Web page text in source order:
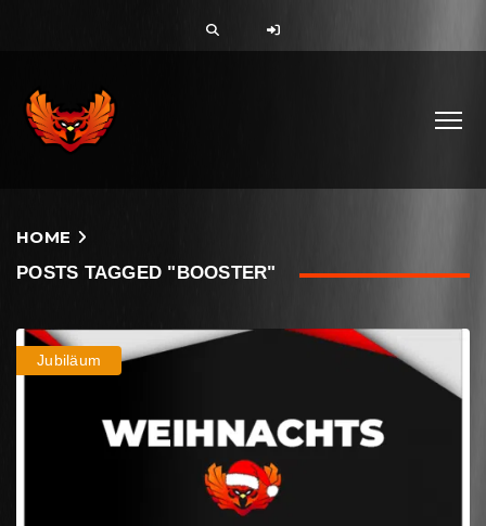
HOME
POSTS TAGGED "BOOSTER"
Jubiläum